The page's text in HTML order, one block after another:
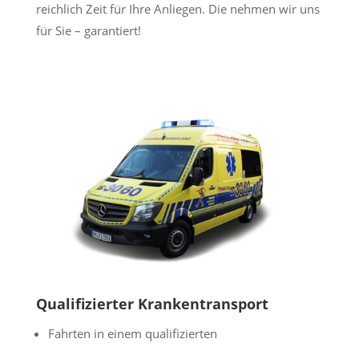
reichlich Zeit für Ihre Anliegen. Die nehmen wir uns
für Sie – garantiert!
Qualifizierter Krankentransport
Fahrten in einem qualifizierten